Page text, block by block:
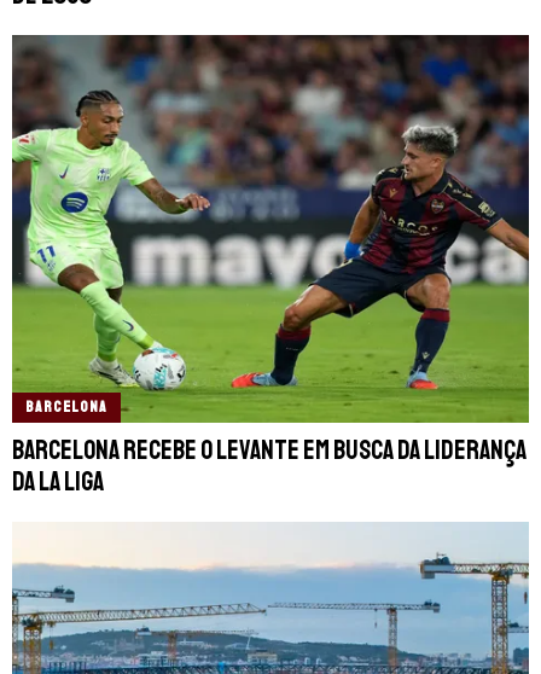
BARCELONA
Barcelona recebe o Levante em busca da liderança
da La Liga